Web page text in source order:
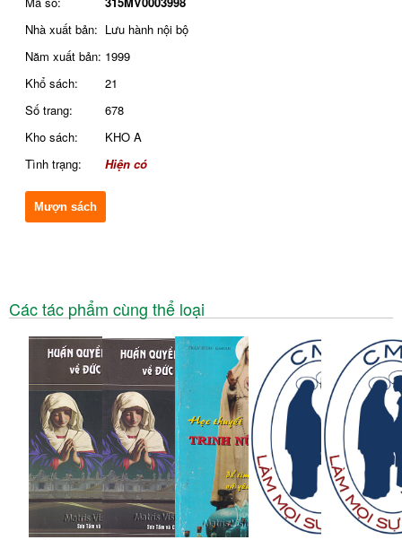
Nhà xuất bản: Lưu hành nội bộ
Năm xuất bản: 1999
Khổ sách:
21
Số trang:
678
Kho sách:
KHO A
Tình trạng:
Hiện có
Mượn sách
Các tác phẩm cùng thể loại